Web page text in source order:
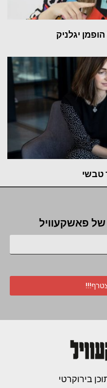
יגלניק
טבשי
של פאשקעוויל
בירוקרטי